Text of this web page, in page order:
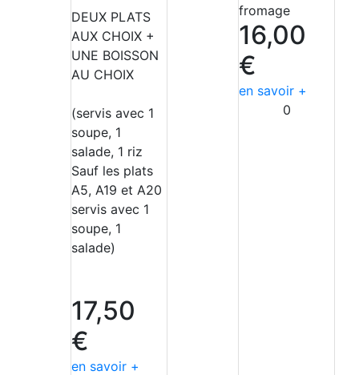
DEUX PLATS
AUX CHOIX +
UNE BOISSON
AU CHOIX
(servis avec 1
soupe, 1
salade, 1 riz
Sauf les plats
A5, A19 et A20
servis avec 1
soupe, 1
salade)
17,50
€
en savoir +
fromage
16,00
€
en savoir +
0